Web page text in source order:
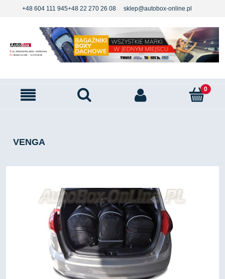
+48 604 111 945+48 22 270 26 08 sklep@autobox-online.pl
VENGA